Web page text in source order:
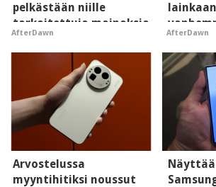
pelkästään niille
tarkoitettuja mainoksia
- vaikuttaa tekoälyn
mielikuvaan brändistä
AfterDawn AfterDawn
Arvostelussa
myyntihitiksi noussut